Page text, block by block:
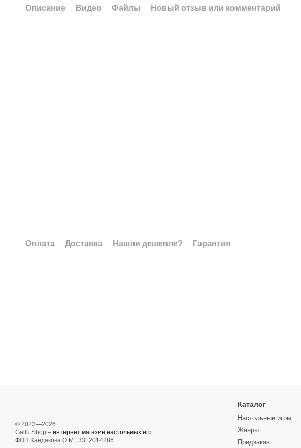
Описание Видео Файлы Новый отзыв или комментарий
Оплата Доставка Нашли дешевле? Гарантия
© 2023—2026
Gallu Shop – интернет магазин настольных игр
ФОП Кандакова О.М., 3312014286
Каталог
Настольные игры
Жанры
Предзаказ